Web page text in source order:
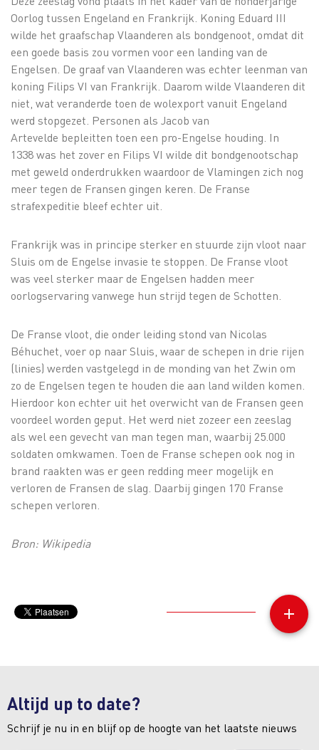
Oorlog tussen Engeland en Frankrijk. Koning Eduard III
wilde het graafschap Vlaanderen als bondgenoot, omdat dit
een goede basis zou vormen voor een landing van de
Engelsen. De graaf van Vlaanderen was echter leenman van
koning Filips VI van Frankrijk. Daarom wilde Vlaanderen dit
niet, wat veranderde toen de wolexport vanuit Engeland
werd stopgezet. Personen als Jacob van
Artevelde bepleitten toen een pro-Engelse houding. In
1338 was het zover en Filips VI wilde dit bondgenootschap
met geweld onderdrukken waardoor de Vlamingen zich nog
meer tegen de Fransen gingen keren. De Franse
strafexpeditie bleef echter uit.
Frankrijk was in principe sterker en stuurde zijn vloot naar
Sluis om de Engelse invasie te stoppen. De Franse vloot
was veel sterker maar de Engelsen hadden meer
oorlogservaring vanwege hun strijd tegen de Schotten.
De Franse vloot, die onder leiding stond van Nicolas
Béhuchet, voer op naar Sluis, waar de schepen in drie rijen
(linies) werden vastgelegd in de monding van het Zwin om
zo de Engelsen tegen te houden die aan land wilden komen.
Hierdoor kon echter uit het overwicht van de Fransen geen
voordeel worden geput. Het werd niet zozeer een zeeslag
als wel een gevecht van man tegen man, waarbij 25.000
soldaten omkwamen. Toen de Franse schepen ook nog in
brand raakten was er geen redding meer mogelijk en
verloren de Fransen de slag. Daarbij gingen 170 Franse
schepen verloren.
Bron: Wikipedia
add
Altijd up to date?
Schrijf je nu in en blijf op de hoogte van het laatste nieuws